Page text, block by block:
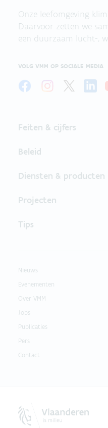
Onze leefomgeving
Daarvoor zetten we
een duurzaam lucht-,
VOLG VMM OP SOCIALE MEDIA
Feiten & cijfers
Beleid
Diensten & producten
Projecten
Tips
Nieuws
Evenementen
Over VMM
Jobs
Publicaties
Pers
Contact